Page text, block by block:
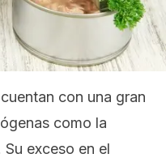
con una gran
como la
exceso en el